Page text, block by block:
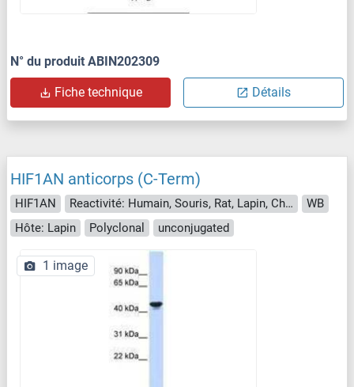
N° du produit ABIN202309
Fiche technique Détails
HIF1AN anticorps (C-Term)
HIF1AN Reactivité: Humain, Souris, Rat, Lapin, Chien, Cheval, Boeuf (Vache), Cobaye, Poisson zèbre (Danio rerio), Porc, Singe, Poulet, Xenopus laevis, Roussette (Chauve-souris)
WB
Hôte: Lapin
Polyclonal unconjugated
1 image